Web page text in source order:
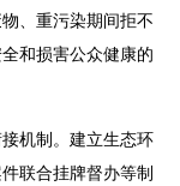
、重污染期间拒不
和损害公众健康的
机制。建立生态环
联合挂牌督办等制